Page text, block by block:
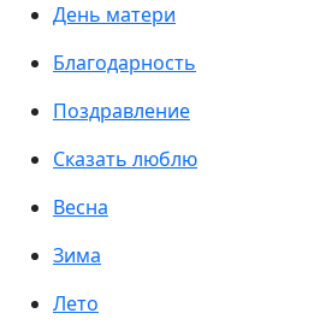
День матери
Благодарность
Поздравление
Сказать люблю
Весна
Зима
Лето